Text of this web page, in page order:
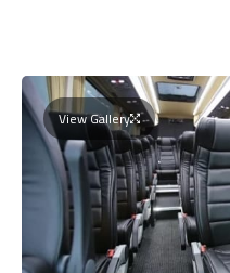
View Gallery